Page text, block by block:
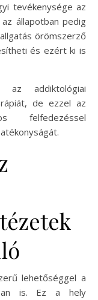
tevékenysége az
állapotban pedig
örömszerző
és ezért ki is
az addiktológiai
de ezzel az
felfedezéssel
lehetőséggel a
is. Ez a hely